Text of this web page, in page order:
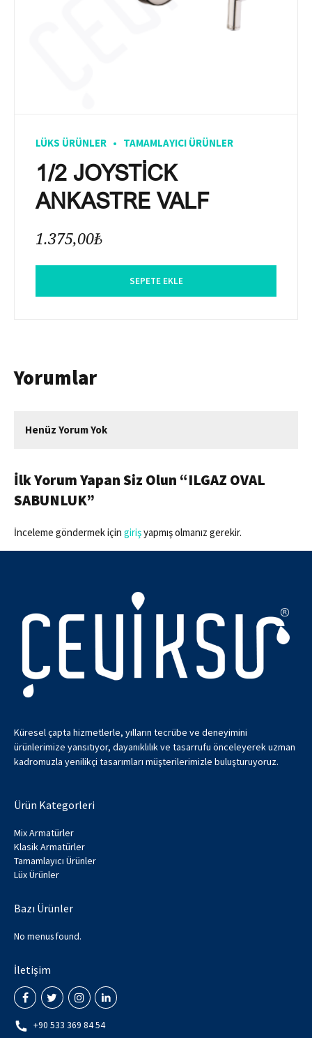
LÜKS ÜRÜNLER TAMAMLAYICI ÜRÜNLER
1/2 JOYSTİCK
ANKASTRE VALF
1.375,00₺
SEPETE EKLE
Yorumlar
Henüz Yorum Yok
İlk Yorum Yapan Siz Olun “ILGAZ OVAL
SABUNLUK”
İnceleme göndermek için girişyapmış olmanız gerekir.
Küresel çapta hizmetlerle, yılların tecrübe ve deneyimini
ürünlerimize yansıtıyor, dayanıklılık ve tasarrufu önceleyerek uzman
kadromuzla yenilikçi tasarımları müşterilerimizle buluşturuyoruz.
Ürün Kategorleri
Mix Armatürler
Klasik Armatürler
Tamamlayıcı Ürünler
Lüx Ürünler
Bazı Ürünler
No menus found.
İletişim
+90 533 369 84 54